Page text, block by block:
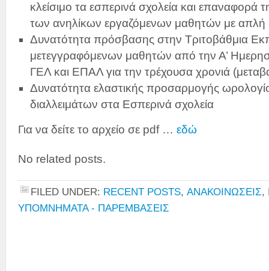
κλείσιμο τα εσπερινά σχολεία και επαναφορά
των ανηλίκων εργαζόμενων μαθητών με απλή
Δυνατότητα πρόσβασης στην Τριτοβάθμια
μετεγγραφόμενων μαθητών από την Α’
ΓΕΛ και ΕΠΑΛ για την τρέχουσα χρονιά
Δυνατότητα ελαστικής προσαρμογής
διαλλειμάτων στα Εσπερινά σχολεία
Για να δείτε το αρχείο σε pdf … εδώ
No related posts.
FILED UNDER: RECENT POSTS, ΑΝΑΚΟΙΝΩΣΕΙΣ,
ΥΠΟΜΝΗΜΑΤΑ - ΠΑΡΕΜΒΑΣΕΙΣ